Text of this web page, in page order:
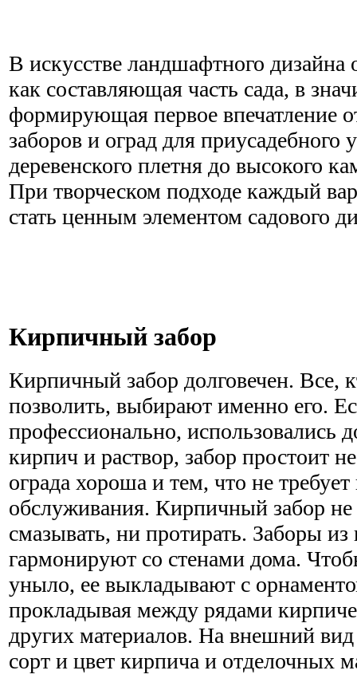
В искусстве ландшафтного дизайна
как составляющая часть сада, в
формирующая первое впечатление
заборов и оград для приусадебного
деревенского плетня до высокого
При творческом подходе каждый
стать ценным элементом садового
Кирпичный забор
Кирпичный забор долговечен. Все,
позволить, выбирают именно его.
профессионально, использовались
кирпич и раствор, забор простоит
ограда хороша и тем, что не требует
обслуживания. Кирпичный забор
смазывать, ни протирать. Заборы
гармонируют со стенами дома.
уныло, ее выкладывают с
прокладывая между рядами
других материалов. На внешний
сорт и цвет кирпича и отделочных